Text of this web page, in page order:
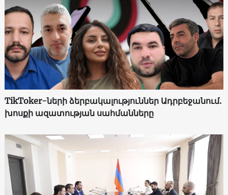
TikToker-ների ձերբակալություններ Ադրբեջանում.
խոսքի ազատության սահմանները